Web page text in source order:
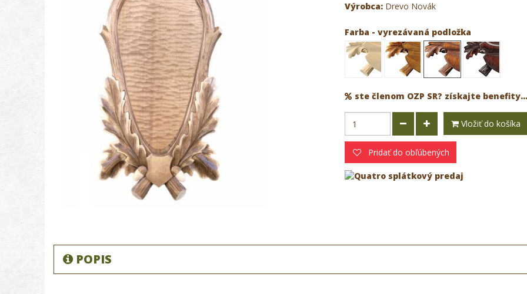
Výrobca: Drevo Novák
Farba - vyrezávaná podložka
ste členom OZP SR? získajte benefity...
Vložiť do košíka
Pridať do obľúbených
POPIS